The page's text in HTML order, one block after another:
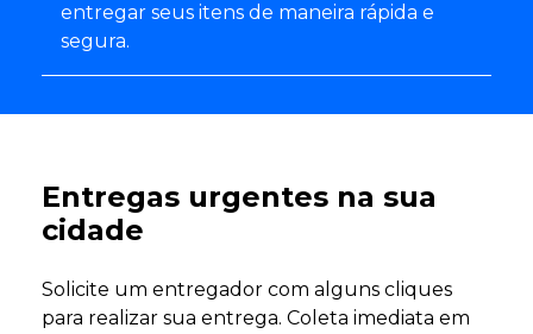
entregar seus itens de maneira rápida e
segura.
Entregas urgentes na sua
cidade
Solicite um entregador com alguns cliques
para realizar sua entrega. Coleta imediata em